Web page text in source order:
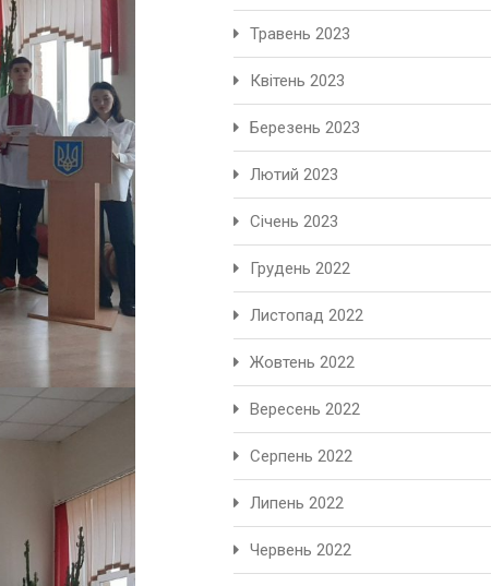
Травень 2023
Квітень 2023
Березень 2023
Лютий 2023
Січень 2023
Грудень 2022
Листопад 2022
Жовтень 2022
Вересень 2022
Серпень 2022
Липень 2022
Червень 2022